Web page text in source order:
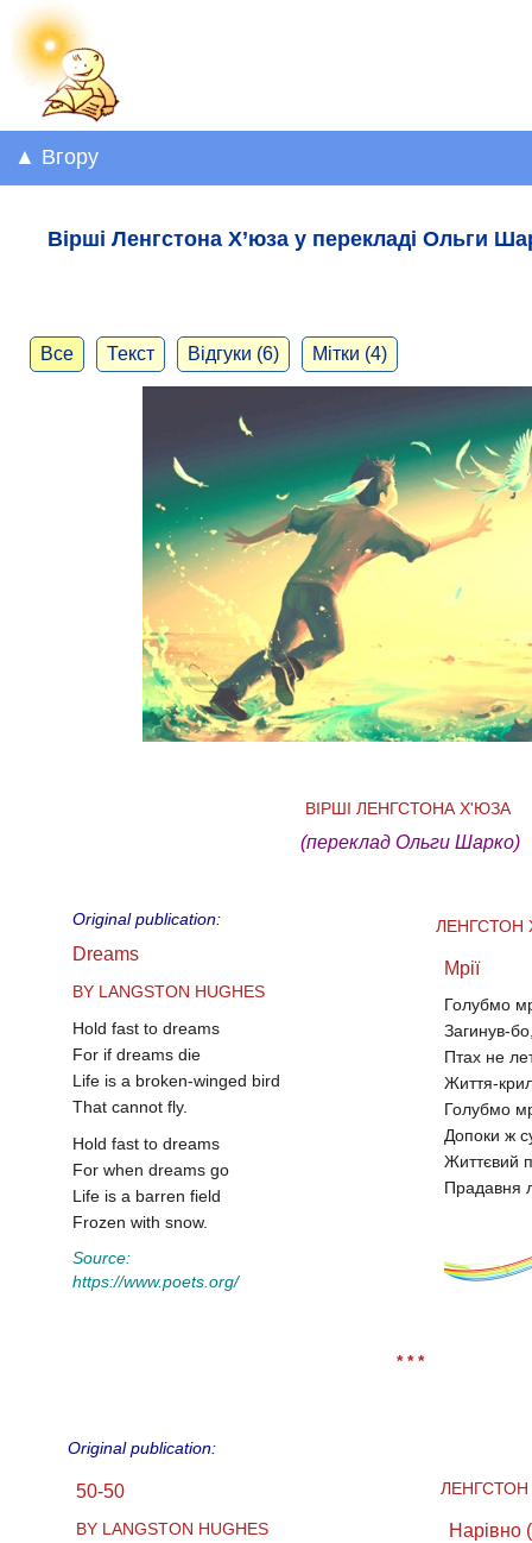
▲ Вгору
Вірші Ленгстона Х’юза у перекладі Ольги
Все Текст Відгуки (6) Мітки (4)
ВІРШІ ЛЕНГСТОНА Х'ЮЗА
(переклад Ольги Шарко)
Original publication:
Dreams
BY LANGSTON HUGHES
Hold fast to dreams
For if dreams die
Life is a broken-winged bird
That cannot fly.
Hold fast to dreams
For when dreams go
Life is a barren field
Frozen with snow.
Source:
https://www.poets.org/
ЛЕНГСТОН
Мрії
Голубмо
Загинув-
Птах не
Життя-
Голубмо
Допоки ж
Життєвий
Прадавня
* * *
Original publication:
50-50
BY LANGSTON HUGHES
ЛЕНГСТОН
Нарівно